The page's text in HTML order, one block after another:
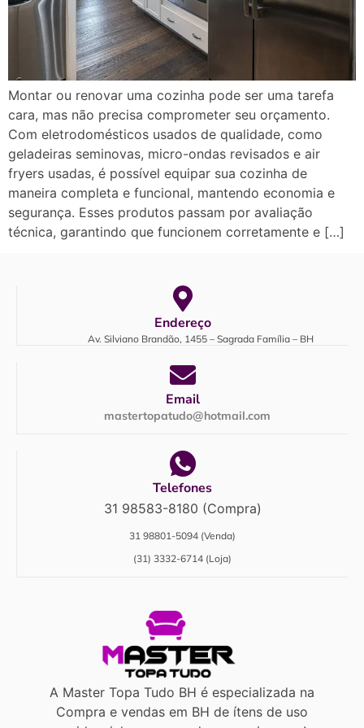
Montar ou renovar uma cozinha pode ser uma tarefa
cara, mas não precisa comprometer seu orçamento.
Com eletrodomésticos usados de qualidade, como
geladeiras seminovas, micro-ondas revisados e air
fryers usadas, é possível equipar sua cozinha de
maneira completa e funcional, mantendo economia e
segurança. Esses produtos passam por avaliação
técnica, garantindo que funcionem corretamente e […]
Endereço
Av. Silviano Brandão, 1455 – Sagrada Família – BH
Email
mastertopatudo@hotmail.com
Telefones
31 98583-8180 (Compra)
31 98801-5094 (Venda)
(31) 3332-6714 (Loja)
A Master Topa Tudo BH é especializada na
Compra e vendas em BH de ítens de uso